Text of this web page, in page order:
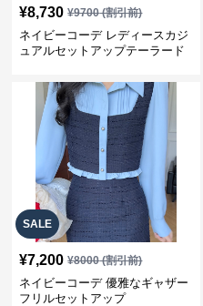
¥8,730 ¥9700(割引前)
ネイビーコーデ レディースカジ
ュアルセットアップテーラード
SALE
¥7,200 ¥8000(割引前)
ネイビーコーデ 優雅なギャザー
フリルセットアップ